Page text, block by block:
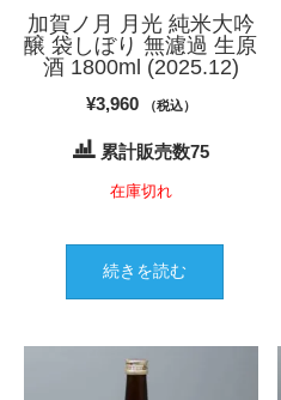
加賀ノ月 月光 純米大吟
醸 袋しぼり 無濾過 生原
酒 1800ml (2025.12)
¥3,960 （税込）
累計販売数75
在庫切れ
続きを読む